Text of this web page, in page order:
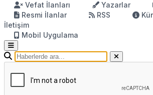
Vefat İlanları
Yazarlar
Resmi İlanlar
RSS
İletişim
Mobil Uygulama